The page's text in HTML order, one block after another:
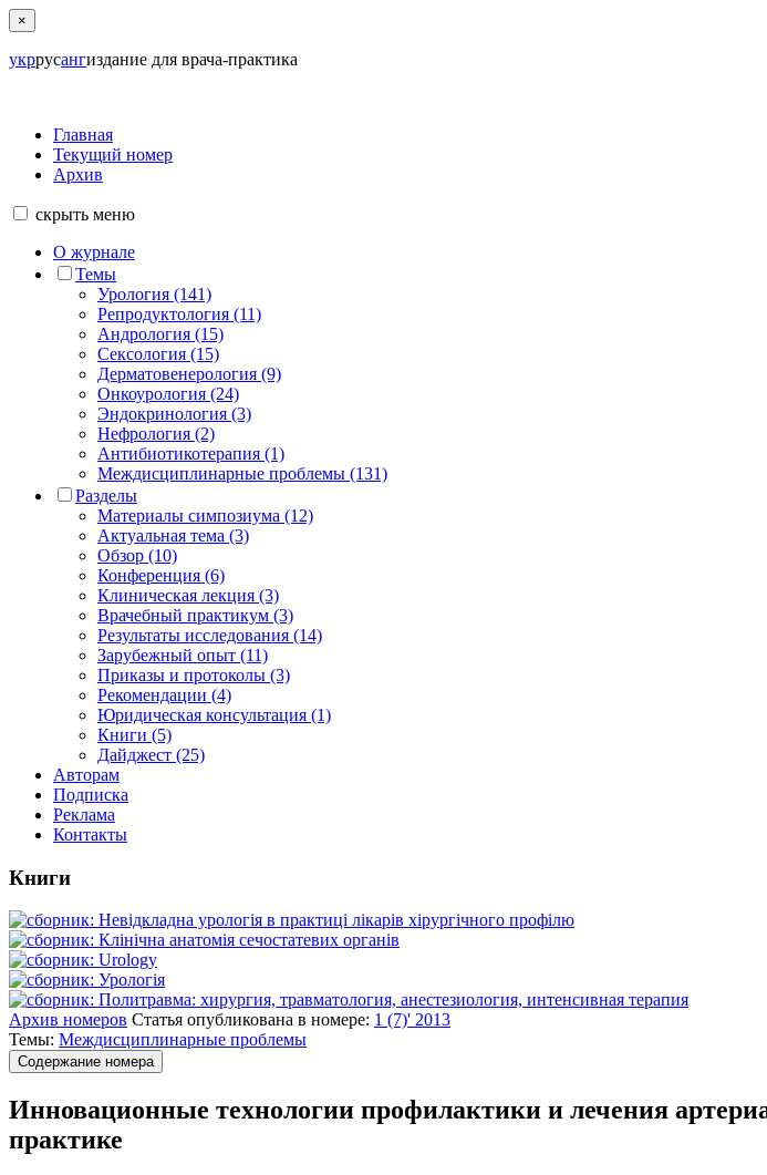
×
укррусангиздание для врача-практика
Главная
Текущий номер
Архив
скрыть меню
О журнале
Темы
Урология (141)
Репродуктология (11)
Андрология (15)
Сексология (15)
Дерматовенерология (9)
Онкоурология (24)
Эндокринология (3)
Нефрология (2)
Антибиотикотерапия (1)
Междисциплинарные проблемы (131)
Разделы
Материалы симпозиума (12)
Актуальная тема (3)
Обзор (10)
Конференция (6)
Клиническая лекция (3)
Врачебный практикум (3)
Результаты исследования (14)
Зарубежный опыт (11)
Приказы и протоколы (3)
Рекомендации (4)
Юридическая консультация (1)
Книги (5)
Дайджест (25)
Авторам
Подписка
Реклама
Контакты
Книги
Архив номеров Статья опубликована в номере: 1 (7)' 2013
Темы: Междисциплинарные проблемы
Содержание номера
Инновационные технологии профилактики и лечения
практике